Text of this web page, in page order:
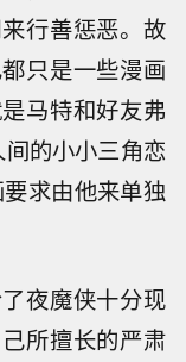
行善惩恶。故
只是一些漫画
马特和好友弗
间的小小三角恋
求由他来单独
夜魔侠十分现
所擅长的严肃